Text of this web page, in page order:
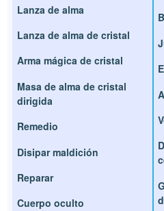
Lanza de alma
Lanza de alma de cristal
Arma mágica de cristal
Masa de alma de cristal
dirigida
Remedio
Disipar maldición
Reparar
Cuerpo oculto